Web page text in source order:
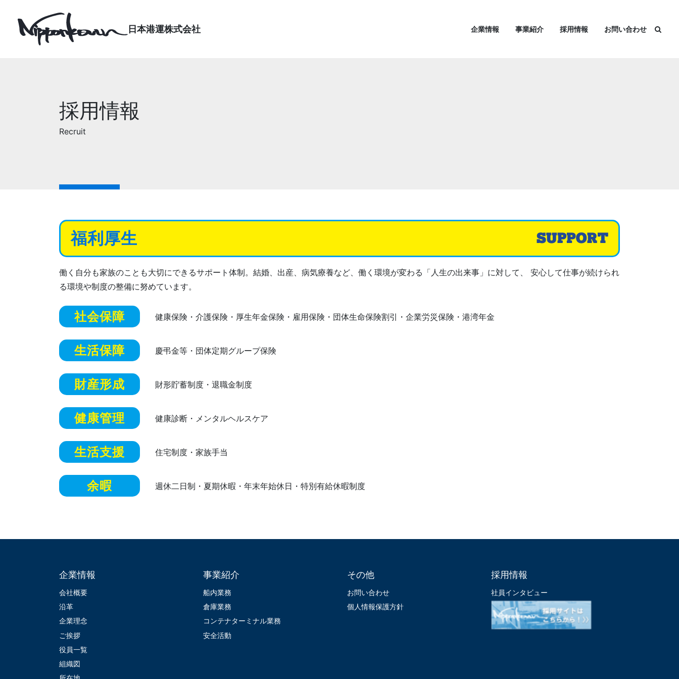
Main Navigation日本港運株式会社 企業情報 事業紹介 採用情報 お問い合わせ
採用情報
Recruit
福利厚生
働く自分も家族のことも大切にできるサポート体制。結婚、出産、病気療養など、働く環境が変わる「人生の出来事」に対して、 安心して仕事が続けられ
る環境や制度の整備に努めています。
社会保障 健康保険・介護保険・厚生年金保険・雇用保険・団体生命保険割引・企業労災保険・港湾年金
生活保障 慶弔金等・団体定期グループ保険
財産形成 財形貯蓄制度・退職金制度
健康管理 健康診断・メンタルヘルスケア
生活支援 住宅制度・家族手当
余暇 週休二日制・夏期休暇・年末年始休日・特別有給休暇制度
企業情報
会社概要
沿革
企業理念
ご挨拶
役員一覧
組織図
事業紹介
船内業務
倉庫業務
コンテナターミナル業務
安全活動
その他
お問い合わせ
個人情報保護方針
採用情報
社員インタビュー